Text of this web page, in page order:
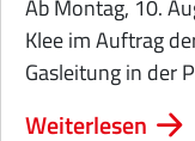
Ab Montag, 10.
Klee im Auftrag
Gasleitung in der
Weiterlesen